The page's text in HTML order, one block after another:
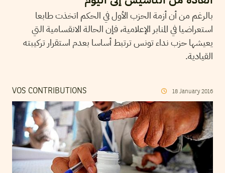
بالرغم من أن أزمة الحزب الأول في الحكم اتخذت طابعا
استعراضيا في المنابر الإعلامية، فإن الحالة الانقسامية التي
يعيشها حزب نداء تونس ترتبط أساسا بعدم استقرار تركيبته
القيادية.
VOS CONTRIBUTIONS 18 January 2016